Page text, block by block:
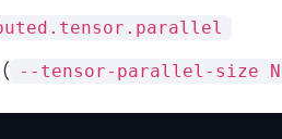
--tensor-parallel-size N